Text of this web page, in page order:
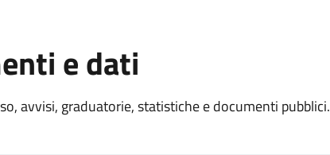
e dati
avvisi, graduatorie, statistiche e documenti pubblici.